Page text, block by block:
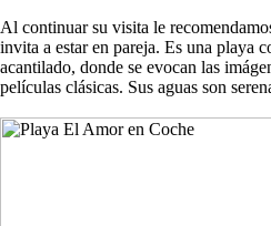
Al continuar su visita le
invita a estar en pareja. Es una playa
acantilado, donde se evocan las
películas clásicas. Sus aguas son